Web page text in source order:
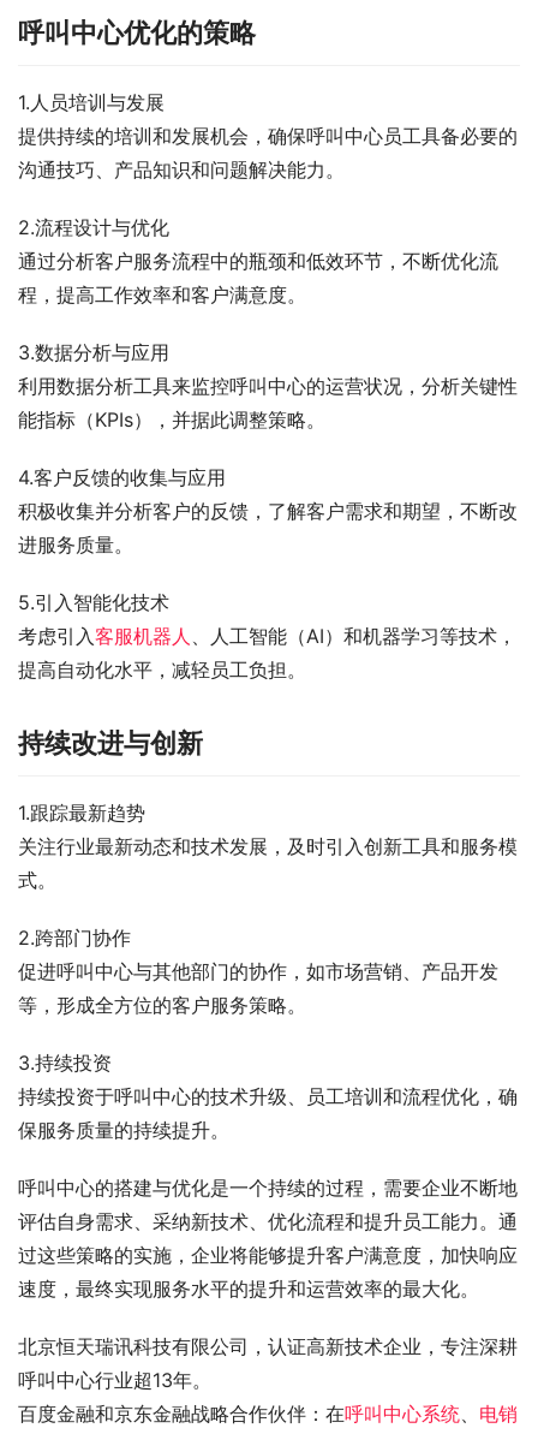
呼叫中心优化的策略
1.人员培训与发展
提供持续的培训和发展机会，确保呼叫中心员工具备必要的
沟通技巧、产品知识和问题解决能力。
2.流程设计与优化
通过分析客户服务流程中的瓶颈和低效环节，不断优化流
程，提高工作效率和客户满意度。
3.数据分析与应用
利用数据分析工具来监控呼叫中心的运营状况，分析关键性
能指标（KPIs），并据此调整策略。
4.客户反馈的收集与应用
积极收集并分析客户的反馈，了解客户需求和期望，不断改
进服务质量。
5.引入智能化技术
考虑引入客服机器人 、人工智能（AI）和机器学习等技术，
提高自动化水平，减轻员工负担。
持续改进与创新
1.跟踪最新趋势
关注行业最新动态和技术发展，及时引入创新工具和服务模
式。
2.跨部门协作
促进呼叫中心与其他部门的协作，如市场营销、产品开发
等，形成全方位的客户服务策略。
3.持续投资
持续投资于呼叫中心的技术升级、员工培训和流程优化，确
保服务质量的持续提升。
呼叫中心的搭建与优化是一个持续的过程，需要企业不断地
评估自身需求、采纳新技术、优化流程和提升员工能力。通
过这些策略的实施，企业将能够提升客户满意度，加快响应
速度，最终实现服务水平的提升和运营效率的最大化。
北京恒天瑞讯科技有限公司，认证高新技术企业，专注深耕
呼叫中心行业超13年。
百度金融和京东金融战略合作伙伴：在呼叫中心系统、 电销